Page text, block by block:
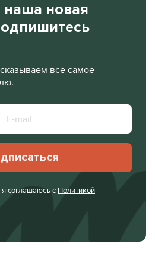
наша новая
все самое
соглашаюсь с Политикой